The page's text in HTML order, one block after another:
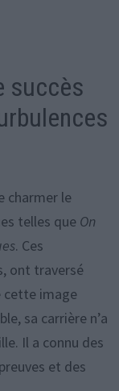
succès
charmer le
telles que On
. Ces
ont traversé
cette image
sa carrière n’a
Il a connu des
et des